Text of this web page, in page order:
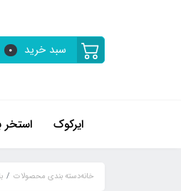
سبد خرید 0
ایرکوک استخر
خانهدسته بندی محصولات